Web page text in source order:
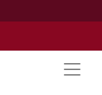
Персоналии
История